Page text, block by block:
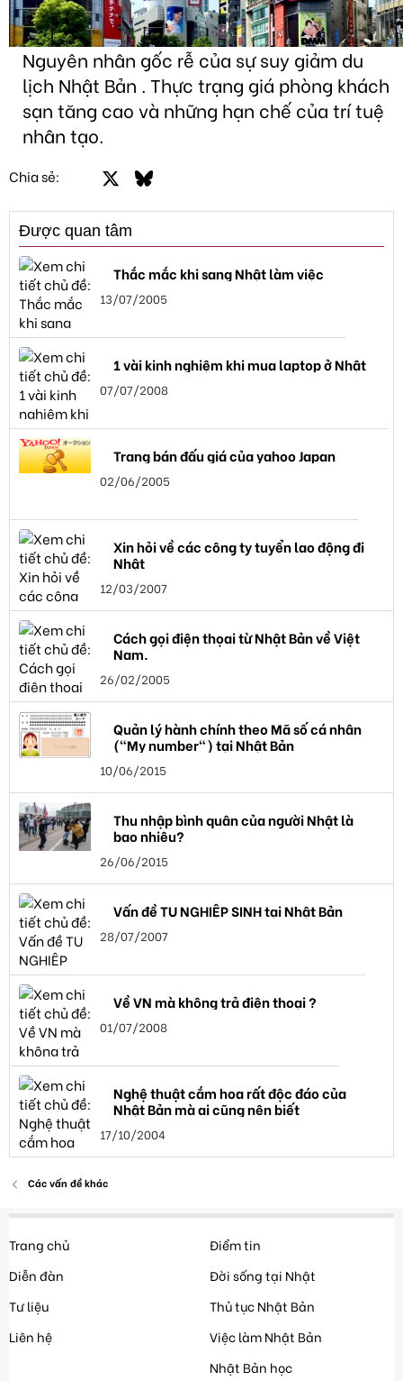
Nguyên nhân gốc rễ của sự suy giảm du
lịch Nhật Bản . Thực trạng giá phòng khách
sạn tăng cao và những hạn chế của trí tuệ
nhân tạo.
Chia sẻ: FacebookBluesky
Được quan tâm
Thắc mắc khi sang Nhật làm việc
13/07/2005
1 vài kinh nghiệm khi mua laptop ở Nhật
07/07/2008
Trang bán đấu giá của yahoo Japan
02/06/2005
Xin hỏi về các công ty tuyển lao động đi
Nhật
12/03/2007
Cách gọi điện thọai từ Nhật Bản về Việt
Nam.
26/02/2005
Quản lý hành chính theo Mã số cá nhân
("My number") tại Nhật Bản
10/06/2015
Thu nhập bình quân của người Nhật là
bao nhiêu?
26/06/2015
Vấn đề TU NGHIỆP SINH tại Nhật Bản
28/07/2007
Về VN mà không trả điện thoại ?
01/07/2008
Nghệ thuật cắm hoa rất độc đáo của
Nhật Bản mà ai cũng nên biết
17/10/2004
Các vấn đề khác
Trang chủ
Diễn đàn
Tư liệu
Liên hệ
Điểm tin
Đời sống tại Nhật
Thủ tục Nhật Bản
Việc làm Nhật Bản
Nhật Bản học